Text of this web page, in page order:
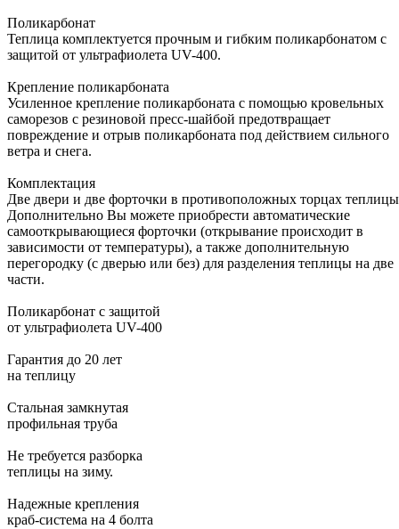
Поликарбонат
Теплица комплектуется прочным и гибким поликарбонатом с
защитой от ультрафиолета UV-400.
Крепление поликарбоната
Усиленное крепление поликарбоната с помощью кровельных
саморезов с резиновой пресс-шайбой предотвращает
повреждение и отрыв поликарбоната под действием сильного
ветра и снега.
Комплектация
Две двери и две форточки в противоположных торцах
Дополнительно Вы можете приобрести автоматические
самооткрывающиеся форточки (открывание происходит в
зависимости от температуры), а также дополнительную
перегородку (с дверью или без) для разделения теплицы на две
части.
Поликарбонат с защитой
от ультрафиолета UV-400
Гарантия до 20 лет
на теплицу
Стальная замкнутая
профильная труба
Не требуется разборка
теплицы на зиму.
Надежные крепления
краб-система на 4 болта